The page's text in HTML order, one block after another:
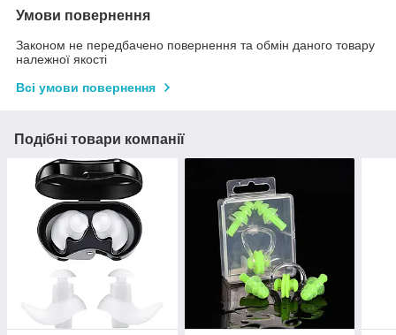
Умови повернення
Законом не передбачено повернення та обмін даного товару
належної якості
Всі умови повернення
Подібні товари компанії